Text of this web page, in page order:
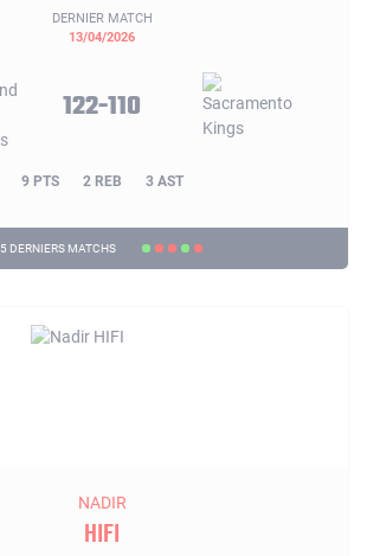
DERNIER MATCH
13/04/2026
122-110
9 PTS 2 REB 3 AST
5 DERNIERS MATCHS
NADIR
HIFI